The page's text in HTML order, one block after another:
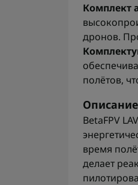
Комплект
дронов.
полётов,
BetaFPV
время
делает